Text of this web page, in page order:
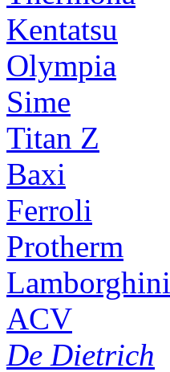
Kentatsu
Olympia
Sime
Titan Z
Baxi
Ferroli
Protherm
Lamborghini
ACV
De Dietrich